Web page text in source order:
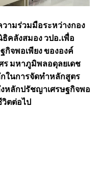
วามร่วมมือระหว่างกอง
คลังสมอง วปอ.เพื่อ
จพอเพียง ขององค์
ร มหาภูมิพลอดุลยเดช
ในการจัดทำหลักสูตร
งหลักปรัชญาเศรษฐกิจพอ
วิตต่อไป